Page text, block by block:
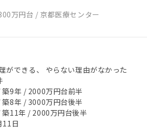
万円台 / 京都医療センター
ができる、 やらない理由がなかった
9年 / 2000万円台前半
8年 / 3000万円台後半
11年 / 2000万円台後半
11日